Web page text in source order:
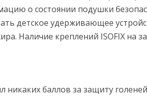
о состоянии подушки
детское удерживающее
Наличие креплений ISOFIX на
никаких баллов за защиту